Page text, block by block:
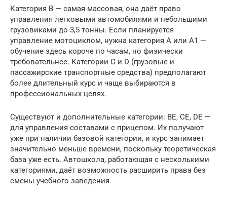
Категория B — самая массовая, она даёт право
управления легковыми автомобилями и небольшими
грузовиками до 3,5 тонны. Если планируется
управление мотоциклом, нужна категория A или A1 —
обучение здесь короче по часам, но физически
требовательнее. Категории C и D (грузовые и
пассажирские транспортные средства) предполагают
более длительный курс и чаще выбираются в
профессиональных целях.
Существуют и дополнительные категории: BE, CE, DE —
для управления составами с прицепом. Их получают
уже при наличии базовой категории, и курс занимает
значительно меньше времени, поскольку теоретическая
база уже есть. Автошкола, работающая с несколькими
категориями, даёт возможность расширить права без
смены учебного заведения.